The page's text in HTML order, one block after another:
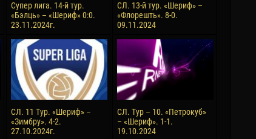
Супер лига. 14-й тур.
«Бэлць» – «Шериф» 0:0.
23.11.2024г.
СЛ. 13-й тур. «Шериф» –
«Флорешть». 8-0.
09.11.2024
СЛ. 11 Тур. «Шериф» –
«Зимбру». 4-2.
27.10.2024г.
СЛ. Тур – 10. «Петрокуб»
– «Шериф». 1-1.
19.10.2024